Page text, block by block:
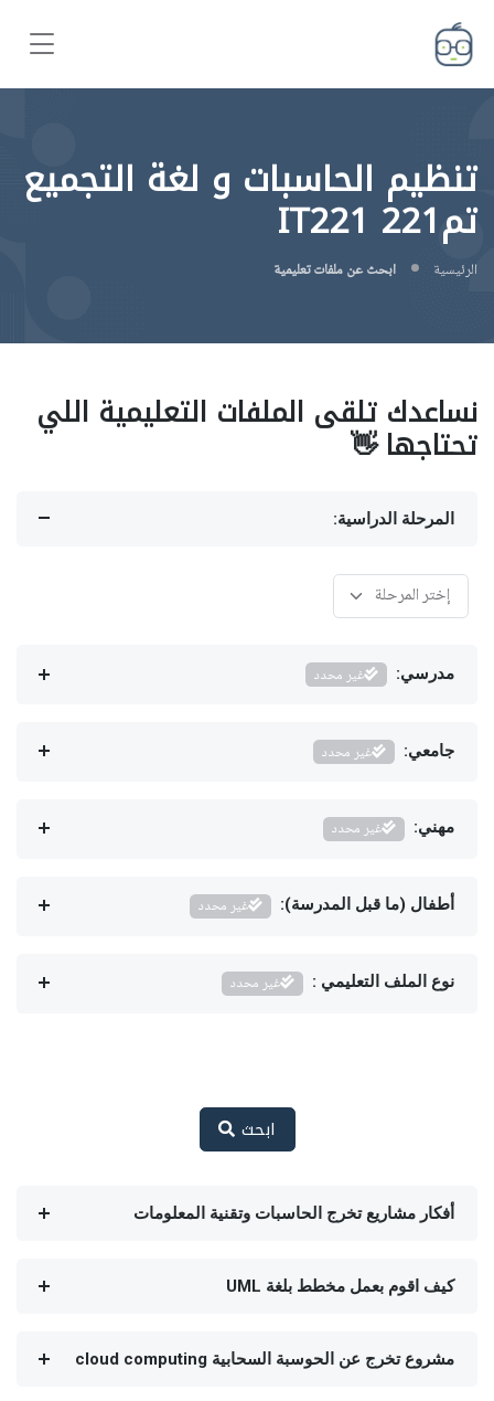
تنظيم الحاسبات و لغة التجميع
تم221 IT221
الرئيسية ابحث عن ملفات تعليمية
نساعدك تلقى الملفات التعليمية اللي
تحتاجها 👋
المرحلة الدراسية:
مدرسي: غير محدد
جامعي: غير محدد
مهني: غير محدد
أطفال (ما قبل المدرسة): غير محدد
نوع الملف التعليمي : غير محدد
ابحث
أفكار مشاريع تخرج الحاسبات وتقنية المعلومات
كيف اقوم بعمل مخطط بلغة UML
مشروع تخرج عن الحوسبة السحابية cloud computing